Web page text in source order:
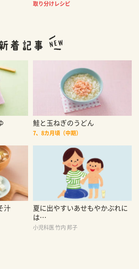
取り分けレシピ
鮭と玉ねぎのうどん
7、8カ月頃（中期）
汁
夏に出やすいあせもやかぶれに
は…
小児科医 竹内 邦子